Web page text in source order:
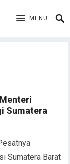
MENU
Sumatera
Sumatera Barat